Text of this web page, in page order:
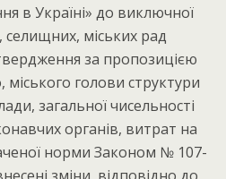
в Україні» до виключної
селищних, міських рад
за пропозицією
міського голови структури
загальної чисельності
органів, витрат на
норми Законом № 107-